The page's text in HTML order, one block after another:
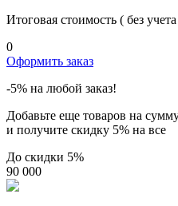
Итоговая стоимость ( без
0
Оформить заказ
-5% на любой заказ!
Добавьте еще товаров на
и получите скидку 5% на все
До скидки 5%
90 000